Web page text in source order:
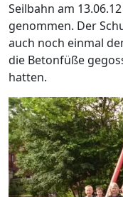
Seilbahn am
genommen. Der
auch noch einmal
die Betonfüße
hatten.